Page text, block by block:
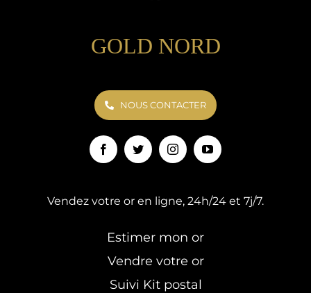
GOLD NORD
NOUS CONTACTER
Vendez votre or en ligne, 24h/24 et 7j/7.
Estimer mon or
Vendre votre or
Suivi Kit postal